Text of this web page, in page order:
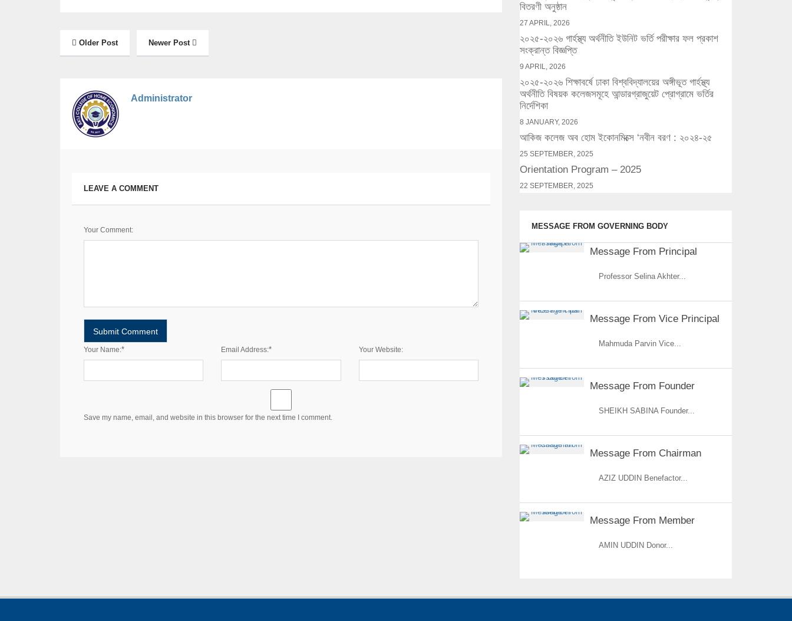
Older Post Newer Post
Administrator
LEAVE A COMMENT
Your Comment:
Your Name:* Email Address:* Your Website:
Save my name, email, and website in this browser for the next time I comment.
বিতরণী অনুষ্ঠান
27 APRIL, 2026
২০২৫-২০২৬ গার্হস্থ্য অর্থনীতি ইউনিট ভর্তি পরীক্ষার ফল প্রকাশ
সংক্রান্ত বিজ্ঞপ্তি
9 APRIL, 2026
২০২৫-২০২৬ শিক্ষাবর্ষে ঢাকা বিশ্ববিদ্যালয়ের অঙ্গীভূত গার্হস্থ্য
অর্থনীতি বিষয়ক কলেজসমূহে আন্ডারগ্রাজুয়েট প্রোগ্রামে ভর্তির
নির্দেশিকা
8 JANUARY, 2026
আকিজ কলেজ অব হোম ইকোনমিক্সে ‘নবীন বরণ : ২০২৪-২৫
25 SEPTEMBER, 2025
Orientation Program – 2025
22 SEPTEMBER, 2025
MESSAGE FROM GOVERNING BODY
Message From Principal
Professor Selina Akhter...
Message From Vice Principal
Mahmuda Parvin Vice...
Message From Founder
SHEIKH SABINA Founder...
Message From Chairman
AZIZ UDDIN Benefactor...
Message From Member
AMIN UDDIN Donor...